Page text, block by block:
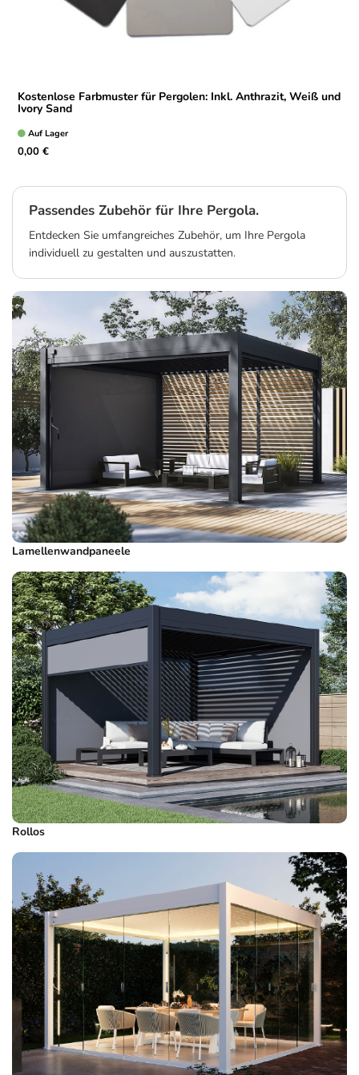
Kostenlose Farbmuster für Pergolen: Inkl. Anthrazit, Weiß und
Ivory Sand
Auf Lager
0,00 €
Passendes Zubehör für Ihre Pergola.
Entdecken Sie umfangreiches Zubehör, um Ihre Pergola
individuell zu gestalten und auszustatten.
Lamellenwandpaneele
Rollos